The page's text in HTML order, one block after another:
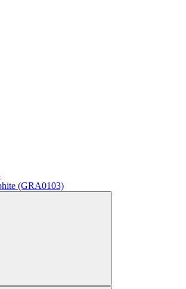
(GRA0103)